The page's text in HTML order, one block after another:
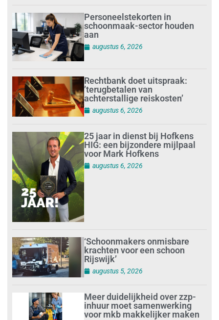
Personeelstekorten in
schoonmaak-sector houden
aan
augustus 6, 2026
Rechtbank doet uitspraak:
’terugbetalen van
achterstallige reiskosten’
augustus 6, 2026
25 jaar in dienst bij Hofkens
HIG: een bijzondere mijlpaal
voor Mark Hofkens
augustus 6, 2026
‘Schoonmakers onmisbare
krachten voor een schoon
Rijswijk’
augustus 5, 2026
Meer duidelijkheid over zzp-
inhuur moet samenwerking
voor mkb makkelijker maken